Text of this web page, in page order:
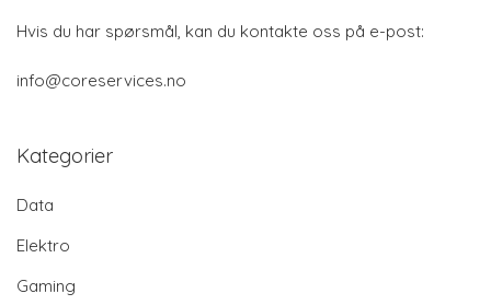
Hvis du har spørsmål, kan du kontakte oss på e-post:
info@coreservices.no
Kategorier
Data
Elektro
Gaming